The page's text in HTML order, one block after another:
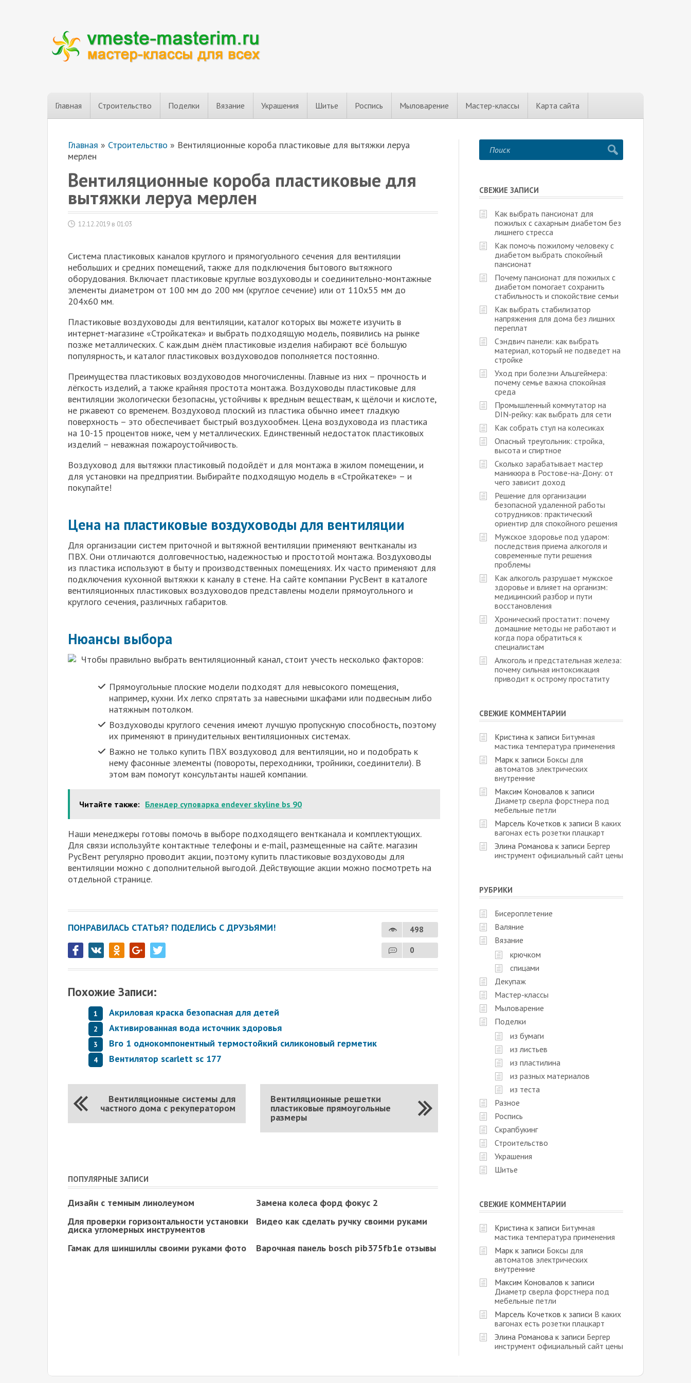
Главная Строительство Поделки Вязание Украшения Шитье Роспись Мыловарение Мастер-классы Карта сайта
Главная » Строительство » Вентиляционные короба пластиковые для вытяжки леруа
мерлен
Вентиляционные короба пластиковые для
вытяжки леруа мерлен
12.12.2019 в 01:03
Система пластиковых каналов круглого и прямогуольного сечения для вентиляции
небольших и средних помещений, также для подключения бытового вытяжного
оборудования. Включает пластиковые круглые воздуховоды и соединительно-монтажные
элементы диаметром от 100 мм до 200 мм (круглое сечение) или от 110х55 мм до
204х60 мм.
Пластиковые воздуховоды для вентиляции, каталог которых вы можете изучить в
интернет-магазине «Стройкатека» и выбрать подходящую модель, появились на рынке
позже металлических. С каждым днём пластиковые изделия набирают всё большую
популярность, и каталог пластиковых воздуховодов пополняется постоянно.
Преимущества пластиковых воздуховодов многочисленны. Главные из них – прочность и
лёгкость изделий, а также крайняя простота монтажа. Воздуховоды пластиковые для
вентиляции экологически безопасны, устойчивы к вредным веществам, к щёлочи и кислоте,
не ржавеют со временем. Воздуховод плоский из пластика обычно имеет гладкую
поверхность – это обеспечивает быстрый воздухообмен. Цена воздуховода из пластика
на 10-15 процентов ниже, чем у металлических. Единственный недостаток пластиковых
изделий – неважная пожароустойчивость.
Воздуховод для вытяжки пластиковый подойдёт и для монтажа в жилом помещении, и
для установки на предприятии. Выбирайте подходящую модель в «Стройкатеке» – и
покупайте!
Цена на пластиковые воздуховоды для вентиляции
Для организации систем приточной и вытяжной вентиляции применяют вентканалы из
ПВХ. Они отличаются долговечностью, надежностью и простотой монтажа. Воздуховоды
из пластика используют в быту и производственных помещениях. Их часто применяют для
подключения кухонной вытяжки к каналу в стене. На сайте компании РусВент в каталоге
вентиляционных пластиковых воздуховодов представлены модели прямоугольного и
круглого сечения, различных габаритов.
Нюансы выбора
Чтобы правильно выбрать вентиляционный канал, стоит учесть несколько факторов:
Прямоугольные плоские модели подходят для невысокого помещения,
например, кухни. Их легко спрятать за навесными шкафами или подвесным либо
натяжным потолком.
Воздуховоды круглого сечения имеют лучшую пропускную способность, поэтому
их применяют в принудительных вентиляционных системах.
Важно не только купить ПВХ воздуховод для вентиляции, но и подобрать к
нему фасонные элементы (повороты, переходники, тройники, соединители). В
этом вам помогут консультанты нашей компании.
Читайте также: Блендер суповарка endever skyline bs 90
Наши менеджеры готовы помочь в выборе подходящего вентканала и комплектующих.
Для связи используйте контактные телефоны и e-mail, размещенные на сайте. магазин
РусВент регулярно проводит акции, поэтому купить пластиковые воздуховоды для
вентиляции можно с дополнительной выгодой. Действующие акции можно посмотреть на
отдельной странице.
ПОНРАВИЛАСЬ СТАТЬЯ? ПОДЕЛИСЬ С ДРУЗЬЯМИ! 498
0
Похожие Записи:
Акриловая краска безопасная для детей
Активированная вода источник здоровья
Вго 1 однокомпонентный термостойкий силиконовый герметик
Вентилятор scarlett sc 177
Вентиляционные решетки
пластиковые прямоугольные
размеры
Вентиляционные системы для
частного дома с рекуператором
ПОПУЛЯРНЫЕ ЗАПИСИ
Дизайн с темным линолеумом
Замена колеса форд фокус 2
Для проверки горизонтальности установки
диска угломерных инструментов
Видео как сделать ручку своими руками
Гамак для шиншиллы своими руками фото Варочная панель bosch pib375fb1e отзывы
СВЕЖИЕ ЗАПИСИ
Как выбрать пансионат для
пожилых с сахарным диабетом без
лишнего стресса
Как помочь пожилому человеку с
диабетом выбрать спокойный
пансионат
Почему пансионат для пожилых с
диабетом помогает сохранить
стабильность и спокойствие семьи
Как выбрать стабилизатор
напряжения для дома без лишних
переплат
Сэндвич панели: как выбрать
материал, который не подведет на
стройке
Уход при болезни Альцгеймера:
почему семье важна спокойная
среда
Промышленный коммутатор на
DIN-рейку: как выбрать для сети
Как собрать стул на колесиках
Опасный треугольник: стройка,
высота и спиртное
Сколько зарабатывает мастер
маникюра в Ростове-на-Дону: от
чего зависит доход
Решение для организации
безопасной удаленной работы
сотрудников: практический
ориентир для спокойного решения
Мужское здоровье под ударом:
последствия приема алкоголя и
современные пути решения
проблемы
Как алкоголь разрушает мужское
здоровье и влияет на организм:
медицинский разбор и пути
восстановления
Хронический простатит: почему
домашние методы не работают и
когда пора обратиться к
специалистам
Алкоголь и предстательная железа:
почему сильная интоксикация
приводит к острому простатиту
СВЕЖИЕ КОММЕНТАРИИ
Кристина к записи Битумная
мастика температура применения
Марк к записи Боксы для
автоматов электрических
внутренние
Максим Коновалов к записи
Диаметр сверла форстнера под
мебельные петли
Марсель Кочетков к записи В каких
вагонах есть розетки плацкарт
Элина Романова к записи Бергер
инструмент официальный сайт цены
РУБРИКИ
Бисероплетение
Валяние
Вязание
крючком
спицами
Декупаж
Мастер-классы
Мыловарение
Поделки
из бумаги
из листьев
из пластилина
из разных материалов
из теста
Разное
Роспись
Скрапбукинг
Строительство
Украшения
Шитье
СВЕЖИЕ КОММЕНТАРИИ
Кристина к записи Битумная
мастика температура применения
Марк к записи Боксы для
автоматов электрических
внутренние
Максим Коновалов к записи
Диаметр сверла форстнера под
мебельные петли
Марсель Кочетков к записи В каких
вагонах есть розетки плацкарт
Элина Романова к записи Бергер
инструмент официальный сайт цены